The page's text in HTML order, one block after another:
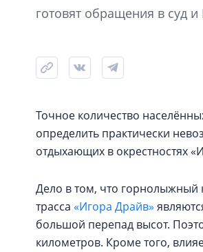
готовят обращения в суд
Точное количество
определить практически
отдыхающих в окрестностях
Дело в том, что горнолыжный
трасса «Игора Драйв»
большой перепад высот.
километров. Кроме того,